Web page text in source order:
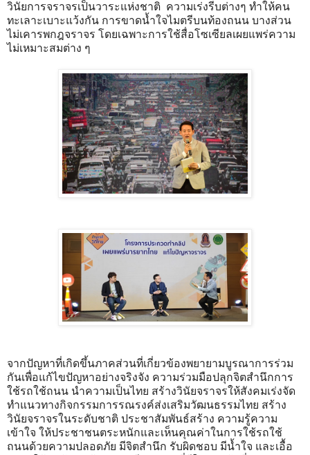
วินัยการจราจรเป็นวาระแห่งชาติ ความเร่งรีบต่างๆ ทำให้คน
ทะเลาะเบาะแว้งกัน การขาดน้ำใจไมตรีบนท้องถนน บางส่วน
ไม่เคารพกฎจราจร โดยเฉพาะการใช้สื่อโซเซียลเผยแพร่ความ
ไม่เหมาะสมต่าง ๆ
จากปัญหาที่เกิดขึ้นภาคส่วนที่เกี่ยวข้องพยายามบูรณาการร่วม
กันเพื่อแก้ไขปัญหาอย่างจริงจัง ความร่วมมือปลุกจิตสำนึกการ
ใช้รถใช้ถนน นำความเป็นไทย สร้างวินัยจราจรให้สังคมเร่งจัด
ทำแนวทางกิจกรรมการรณรงค์ส่งเสริมวัฒนธรรมไทย สร้าง
วินัยจราจรในระดับชาติ ประชาสัมพันธ์สร้าง ความรู้ความ
เข้าใจ ให้ประชาชนตระหนักและเห็นคุณค่าในการใช้รถใช้
ถนนด้วยความปลอดภัย มีจิตสำนึก รับผิดชอบ มีน้ำใจ และเอื้อ